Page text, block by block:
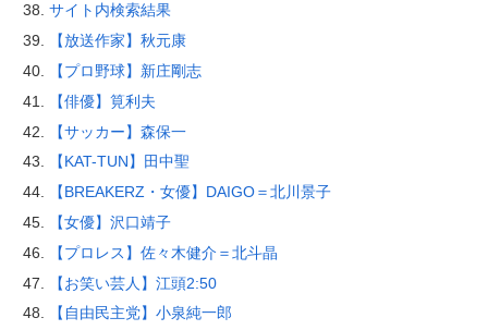
サイト内検索結果
【放送作家】秋元康
【プロ野球】新庄剛志
【俳優】筧利夫
【サッカー】森保一
【KAT-TUN】田中聖
【BREAKERZ・女優】DAIGO＝北川景子
【女優】沢口靖子
【プロレス】佐々木健介＝北斗晶
【お笑い芸人】江頭2:50
【自由民主党】小泉純一郎